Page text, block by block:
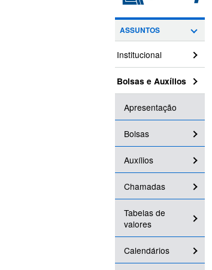
ASSUNTOS
Institucional
Bolsas e Auxílios
Apresentação
Bolsas
Auxílios
Chamadas
Tabelas de
valores
Calendários